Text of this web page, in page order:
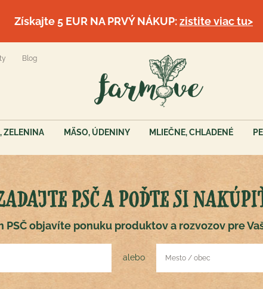
Získajte 5 EUR NA PRVÝ NÁKUP:zistite viac tu>
Blog
ZELENINA MÄSO, ÚDENINY MLIEČNE, CHLADENÉ
PSČ A POĎTE SI
PSČ objavíte ponuku produktov a rozvozov pre
alebo